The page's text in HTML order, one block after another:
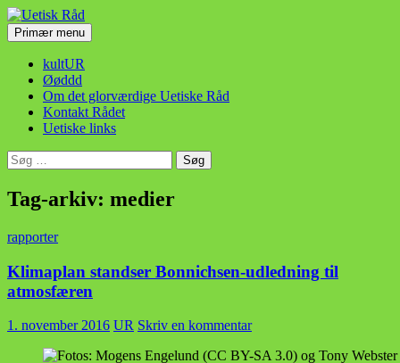
Hop
til
indhold
Uetisk Råd
SøgPrimær menu
kultUR
Øøddd
Om det glorværdige Uetiske Råd
Kontakt Rådet
Uetiske links
Søg
efter:
Tag-arkiv: medier
rapporter
Klimaplan standser Bonnichsen-udledning til
atmosfæren
1. november 2016 UR Skriv en kommentar